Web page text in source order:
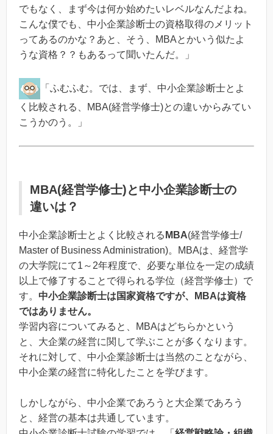
でもなく、まず今は何か始めたいレベルなんだよね。
こんな僕でも、中小企業診断士の資格取得のメリット
ってあるのかな？あと、そう、MBAとかいう似たよ
うな資格？？もあるって聞いたんだ。」
「ふむふむ。では、まず、中小企業診断士とよ
く比較される、MBA(経営学修士)との違いからみてい
こうかのう。」
MBA(経営学修士)と中小企業診断士の
違いは？
中小企業診断士とよく比較される MBA(経営学修士/
Master of Business Administration)。MBAは、経営学
の大学院にて1～2年程度で、必要な単位を一定の成績
以上で修了することで得られる学位（経営学修士）で
す。 中小企業診断士は国家資格ですが、MBAは資格
ではありません。
学習内容についてみると、MBAはどちらかという
と、大企業の経営に関して学ぶことが多くなります。
それに対して、中小企業診断士は当然のことながら、
中小企業の経営に特化したことを学びます。
しかしながら、中小企業であろうと大企業であろう
と、経営の基本は共通しています。